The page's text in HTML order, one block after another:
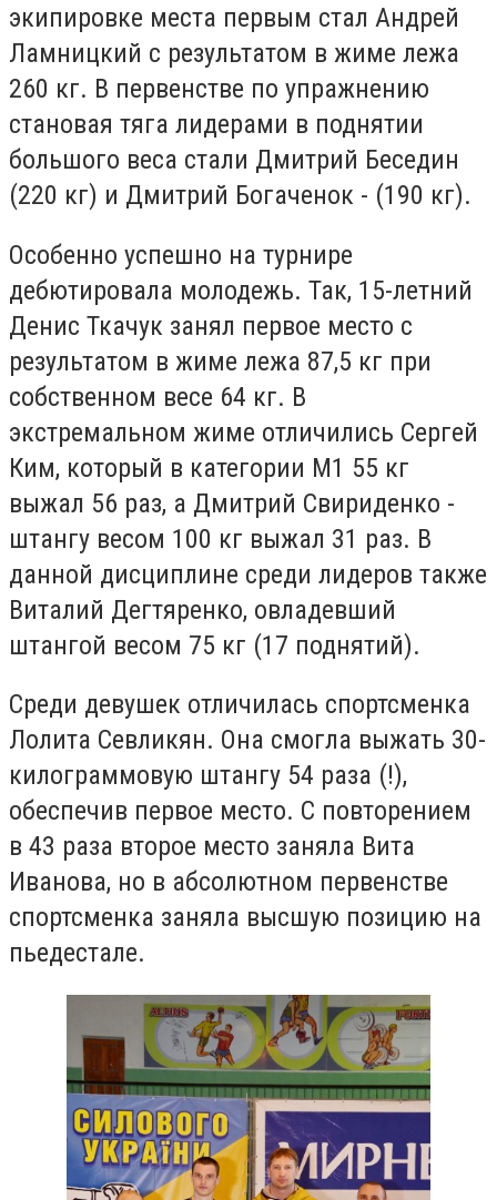
экипировке места первым стал Андрей
Ламницкий с результатом в жиме лежа
260 кг. В первенстве по упражнению
становая тяга лидерами в поднятии
большого веса стали Дмитрий Беседин
(220 кг) и Дмитрий Богаченок - (190 кг).
Особенно успешно на турнире
дебютировала молодежь. Так, 15-летний
Денис Ткачук занял первое место с
результатом в жиме лежа 87,5 кг при
собственном весе 64 кг. В
экстремальном жиме отличились Сергей
Ким, который в категории М1 55 кг
выжал 56 раз, а Дмитрий Свириденко -
штангу весом 100 кг выжал 31 раз. В
данной дисциплине среди лидеров также
Виталий Дегтяренко, овладевший
штангой весом 75 кг (17 поднятий).
Среди девушек отличилась спортсменка
Лолита Севликян. Она смогла выжать 30-
килограммовую штангу 54 раза (!),
обеспечив первое место. С повторением
в 43 раза второе место заняла Вита
Иванова, но в абсолютном первенстве
спортсменка заняла высшую позицию на
пьедестале.